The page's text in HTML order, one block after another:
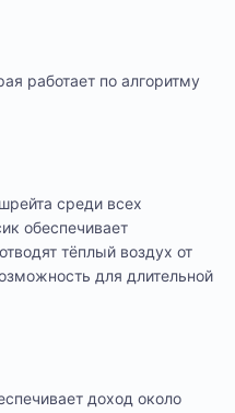
работает по алгоритму
среди всех
обеспечивает
тёплый воздух от
для длительной
доход около